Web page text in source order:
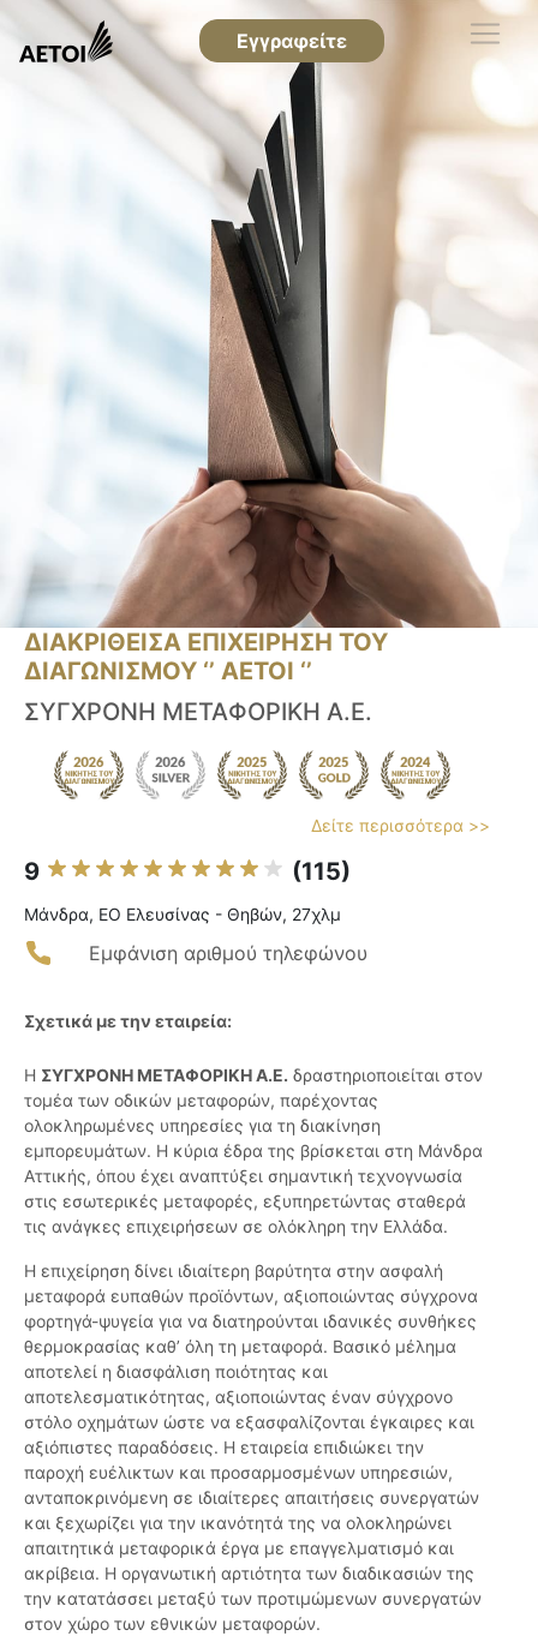
Εγγραφείτε
ΔΙΑΚΡΙΘΕΙΣΑ ΕΠΙΧΕΙΡΗΣΗ ΤΟΥ
ΔΙΑΓΩΝΙΣΜΟΥ ‘’ ΑΕΤΟΙ ‘’
ΣΥΓΧΡΟΝΗ ΜΕΤΑΦΟΡΙΚΗ Α.Ε.
Δείτε περισσότερα >>
9 (115)
Μάνδρα, ΕΟ Ελευσίνας - Θηβών, 27χλμ
Εμφάνιση αριθμού τηλεφώνου
Σχετικά με την εταιρεία:
Η ΣΥΓΧΡΟΝΗ ΜΕΤΑΦΟΡΙΚΗ Α.Ε. δραστηριοποιείται στον
τομέα των οδικών μεταφορών, παρέχοντας
ολοκληρωμένες υπηρεσίες για τη διακίνηση
εμπορευμάτων. Η κύρια έδρα της βρίσκεται στη Μάνδρα
Αττικής, όπου έχει αναπτύξει σημαντική τεχνογνωσία
στις εσωτερικές μεταφορές, εξυπηρετώντας σταθερά
τις ανάγκες επιχειρήσεων σε ολόκληρη την Ελλάδα.
Η επιχείρηση δίνει ιδιαίτερη βαρύτητα στην ασφαλή
μεταφορά ευπαθών προϊόντων, αξιοποιώντας σύγχρονα
φορτηγά-ψυγεία για να διατηρούνται ιδανικές συνθήκες
θερμοκρασίας καθ’ όλη τη μεταφορά. Βασικό μέλημα
αποτελεί η διασφάλιση ποιότητας και
αποτελεσματικότητας, αξιοποιώντας έναν σύγχρονο
στόλο οχημάτων ώστε να εξασφαλίζονται έγκαιρες και
αξιόπιστες παραδόσεις. Η εταιρεία επιδιώκει την
παροχή ευέλικτων και προσαρμοσμένων υπηρεσιών,
ανταποκρινόμενη σε ιδιαίτερες απαιτήσεις συνεργατών
και ξεχωρίζει για την ικανότητά της να ολοκληρώνει
απαιτητικά μεταφορικά έργα με επαγγελματισμό και
ακρίβεια. Η οργανωτική αρτιότητα των διαδικασιών της
την κατατάσσει μεταξύ των προτιμώμενων συνεργατών
στον χώρο των εθνικών μεταφορών.